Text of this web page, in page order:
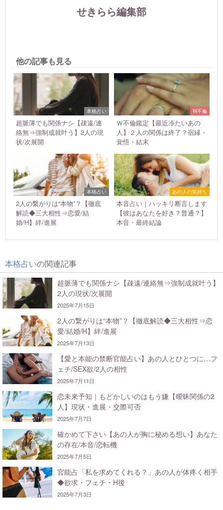
せきらら編集部
他の記事も見る
本格占い
超脈薄でも関係ナシ【疎遠/連
絡無⇒強制成就叶う】2人の現
状/次展開
W不倫
Ｗ不倫鑑定【最近冷たいあの
人】２人の関係は終了？宿縁・
覚悟・結末
本格占い
2人の繋がりは“本物”？【徹底
解読◆三大相性⇒恋愛/結
婚/H】絆/進展
あの人の気持ち
本音占い｜ハッキリ断言します
【彼はあなたを好き？普通？】
本音・最終結論
本格占いの関連記事
超脈薄でも関係ナシ【疎遠/連絡無⇒強制成就叶う】
2人の現状/次展開
2025年7月15日
2人の繋がりは“本物”？【徹底解読◆三大相性⇒恋
愛/結婚/H】絆/進展
2025年7月13日
【愛と本能の禁断官能占い】あの人とひとつに…フ
ェチ/SEX欲/2人の相性
2025年7月11日
恋未来予知｜もどかしいのはもう嫌【曖昧関係の2
人】現状・進展・交際可否
2025年7月7日
確かめて下さい【あの人が胸に秘める想い】あなた
の存在/本音/恋転機
2025年7月5日
官能占「私を求めてくれる？」あの人が体疼く相手
◆欲求・フェチ・H後
2025年7月3日